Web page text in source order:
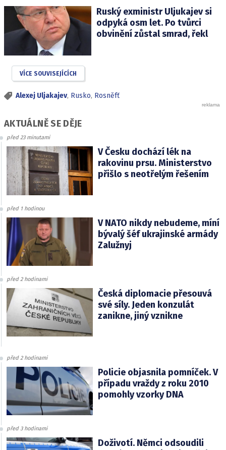
Ruský exministr Uljukajev si
odpyká osm let. Po tvůrci
obvinění zůstal smrad, řekl
VÍCE SOUVISEJÍCÍCH
Alexej Uljakajev, Rusko, Rosněfť
AKTUÁLNĚ SE DĚJE
před 23 minutami
V Česku dochází lék na
rakovinu prsu. Ministerstvo
přišlo s neotřelým řešením
před 1 hodinou
V NATO nikdy nebudeme, míní
bývalý šéf ukrajinské armády
Zalužnyj
před 2 hodinami
Česká diplomacie přesouvá
své síly. Jeden konzulát
zanikne, jiný vznikne
před 2 hodinami
Policie objasnila pomníček. V
případu vraždy z roku 2010
pomohly vzorky DNA
před 3 hodinami
Doživotí. Němci odsoudili